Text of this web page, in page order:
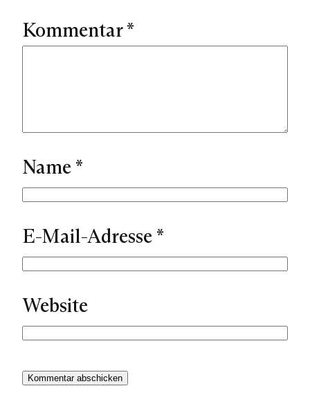
Kommentar*
Name *
E-Mail-Adresse *
Website